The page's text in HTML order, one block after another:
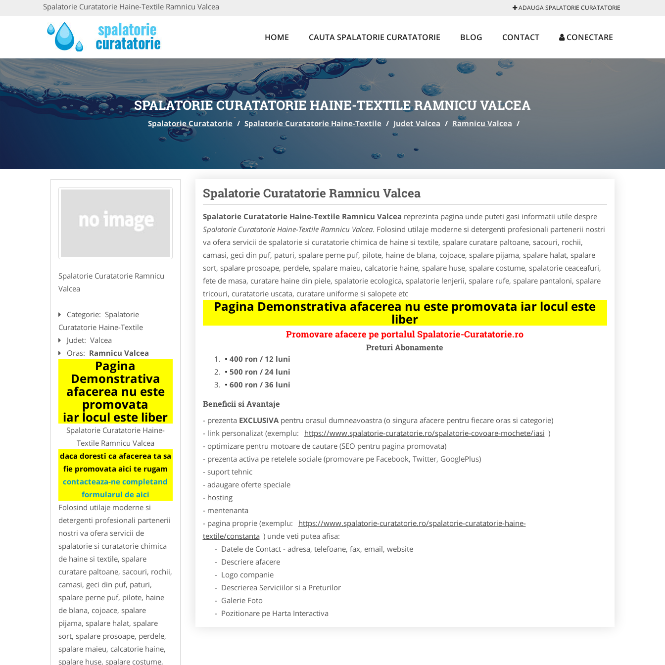
Spalatorie Curatatorie Haine-Textile Ramnicu Valcea ADAUGA SPALATORIE CURATATORIE
HOME CAUTA SPALATORIE CURATATORIE BLOG CONTACT CONECTARE
SPALATORIE CURATATORIE HAINE-TEXTILE RAMNICU VALCEA
Spalatorie Curatatorie / Spalatorie Curatatorie Haine-Textile / Judet Valcea / Ramnicu Valcea /
Spalatorie Curatatorie Ramnicu
Valcea
Categorie: Spalatorie
Curatatorie Haine-Textile
Judet: Valcea
Oras: Ramnicu Valcea
Pagina
Demonstrativa
afacerea nu este
promovata
iar locul este liber
Spalatorie Curatatorie Haine-
Textile Ramnicu Valcea
daca doresti ca afacerea ta sa
fie promovata aici te rugam
contacteaza-ne completand
formularul de aici
Folosind utilaje moderne si
detergenti profesionali partenerii
nostri va ofera servicii de
spalatorie si curatatorie chimica
de haine si textile, spalare
curatare paltoane, sacouri, rochii,
camasi, geci din puf, paturi,
spalare perne puf, pilote, haine
de blana, cojoace, spalare
pijama, spalare halat, spalare
sort, spalare prosoape, perdele,
spalare maieu, calcatorie haine,
spalare huse, spalare costume,
Spalatorie Curatatorie Ramnicu Valcea
Spalatorie Curatatorie Haine-Textile Ramnicu Valcea reprezinta pagina unde puteti gasi informatii utile despre
Spalatorie Curatatorie Haine-Textile Ramnicu Valcea. Folosind utilaje moderne si detergenti profesionali partenerii nostri
va ofera servicii de spalatorie si curatatorie chimica de haine si textile, spalare curatare paltoane, sacouri, rochii,
camasi, geci din puf, paturi, spalare perne puf, pilote, haine de blana, cojoace, spalare pijama, spalare halat, spalare
sort, spalare prosoape, perdele, spalare maieu, calcatorie haine, spalare huse, spalare costume, spalatorie ceaceafuri,
fete de masa, curatare haine din piele, spalatorie ecologica, spalatorie lenjerii, spalare rufe, spalare pantaloni, spalare
tricouri, curatatorie uscata, curatare uniforme si salopete etc
Pagina Demonstrativa afacerea nu este promovata iar locul este
liber
Promovare afacere pe portalul Spalatorie-Curatatorie.ro
Preturi Abonamente
400 ron / 12 luni
500 ron / 24 luni
600 ron / 36 luni
Beneficii si Avantaje
- prezenta EXCLUSIVApentru orasul dumneavoastra (o singura afacere pentru fiecare oras si categorie)
- link personalizat (exemplu:
https://www.spalatorie-curatatorie.ro/spalatorie-covoare-mochete/iasi )
- optimizare pentru motoare de cautare (SEO pentru pagina promovata)
- prezenta activa pe retelele sociale (promovare pe Facebook, Twitter, GooglePlus)
- suport tehnic
- adaugare oferte speciale
- hosting
- mentenanta
- pagina proprie (exemplu:
https://www.spalatorie-curatatorie.ro/spalatorie-curatatorie-haine-
textile/constanta ) unde veti putea afisa:
- Datele de Contact - adresa, telefoane, fax, email, website
- Descriere afacere
- Logo companie
- Descrierea Serviciilor si a Preturilor
- Galerie Foto
- Pozitionare pe Harta Interactiva